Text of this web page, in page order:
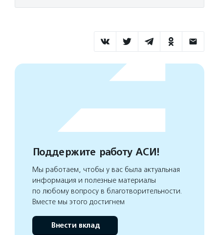
Поддержите работу АСИ!
Мы работаем, чтобы у вас была актуальная
информация и полезные материалы
по любому вопросу в благотворительности.
Вместе мы этого достигнем
Внести вклад